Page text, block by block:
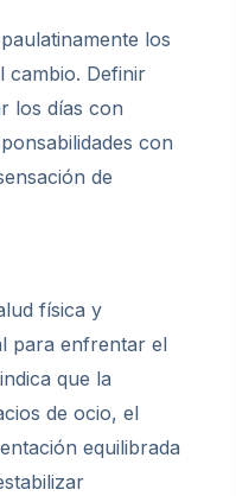
los
cambio. Definir
los días con
con
de
física y
para enfrentar el
que la
de ocio, el
equilibrada